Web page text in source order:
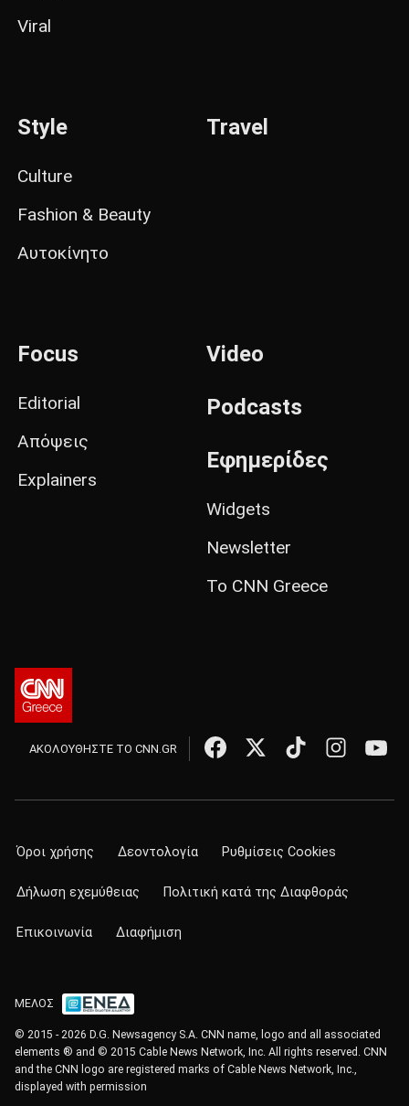
Viral
Style
Culture
Fashion & Beauty
Αυτοκίνητο
Travel
Focus
Editorial
Απόψεις
Explainers
Video
Podcasts
Εφημερίδες
Widgets
Newsletter
Το CNN Greece
ΑΚΟΛΟΥΘΗΣΤΕ ΤΟ CNN.GR
Όροι χρήσης Δεοντολογία Ρυθμίσεις Cookies
Δήλωση εχεμύθειας Πολιτική κατά της Διαφθοράς
Επικοινωνία Διαφήμιση
ΜΕΛΟΣ
© 2015 - 2026 D.G. Newsagency S.A. CNN name, logo and all associated
elements ® and © 2015 Cable News Network, Inc. All rights reserved. CNN
and the CNN logo are registered marks of Cable News Network, Inc.,
displayed with permission